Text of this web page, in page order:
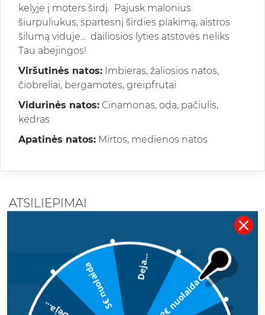
kelyje į moters širdį. Pajusk malonius
šiurpuliukus, spartesnį širdies plakimą, aistros
šilumą viduje... dailiosios lyties atstovės neliks
Tau abejingos!
Viršutinės natos: Imbieras, žaliosios natos,
čiobreliai, bergamotės, greipfrutai
Vidurinės natos: Cinamonas, oda, pačiulis,
kedras
Apatinės natos: Mirtos, medienos natos
ATSILIEPIMAI
PARAŠYKITE SAVO ATSILIEPIMĄ
2€ nuolaida
5€ nuolaida Deja...